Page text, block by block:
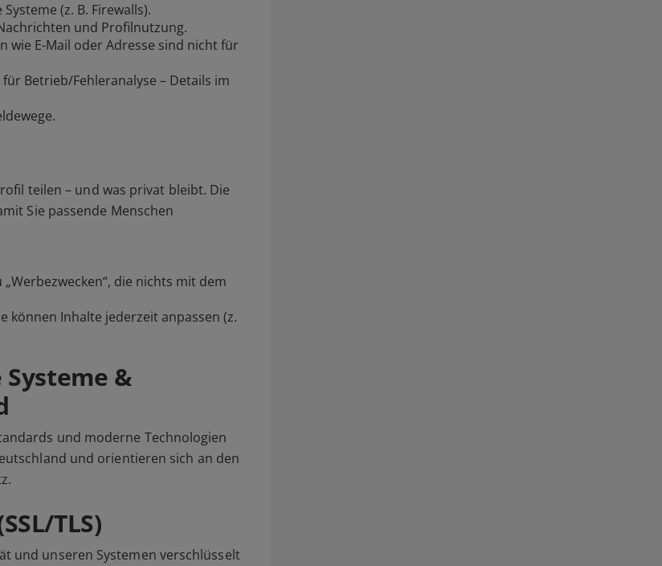
(z. B. Firewalls).
und Profilnutzung.
wie E-Mail oder Adresse sind nicht für
Betrieb/Fehleranalyse – Details im
teilen – und was privat bleibt. Die
Sie passende Menschen
„Werbezwecken“, die nichts mit dem
können Inhalte jederzeit anpassen (z.
&
und moderne Technologien
und orientieren sich an den
TLS)
und unseren Systemen verschlüsselt